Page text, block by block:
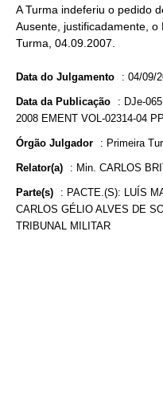
A Turma indeferiu o pedido
Ausente, justificadamente, o
Turma, 04.09.2007.
Data do Julgamento : 04/09/
Data da Publicação : DJe-
2008 EMENT VOL-02314-04
Órgão Julgador : Primeira
Relator(a) : Min. CARLOS
Parte(s) : PACTE.(S): LUÍS
CARLOS GÉLIO ALVES DE
TRIBUNAL MILITAR